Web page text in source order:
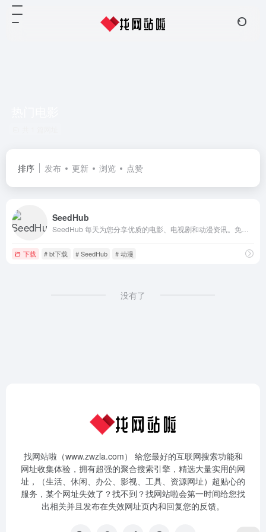
排序 发布 更新 浏览 点赞
SeedHub
下载 # bt下载 # SeedHub # 动漫
没有了
找网站啦（www.zwzla.com） 给您最好的互联网搜索功能和
网址收集体验，拥有超强的聚合搜索引擎，精选大量实用的网
址，（生活、休闲、办公、影视、工具、资源网址）超贴心的
服务，某个网址失效了？找不到？找网站啦会第一时间给您找
出相关并且发布在失效网址页内和回复您的反馈。